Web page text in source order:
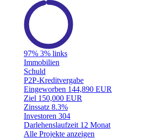
97% 3% links
Immobilien
Schuld
P2P-Kreditvergabe
Eingeworben 144,890 EUR
Ziel 150,000 EUR
Zinssatz 8.3%
Investoren 304
Darlehenslaufzeit 12 Monat
Alle Projekte anzeigen